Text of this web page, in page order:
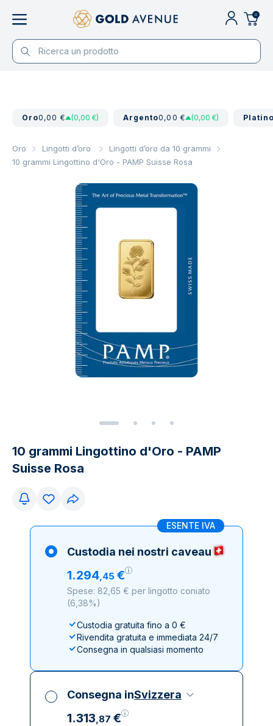
0
Oro0,00 € (0,00 €) Argento0,00 € (0,00 €)
Oro Lingotti d’oro
Lingotti d’oro da 10 grammi
10 grammi Lingottino d'Oro - PAMP Suisse Rosa
10 grammi Lingottino d'Oro - PAMP
Suisse Rosa
ESENTE IVA
Custodia nei nostri caveau
1.294,45 €
Spese: 82,65 € per lingotto coniato
(6,38%)
Custodia gratuita fino a 0 €
Rivendita gratuita e immediata 24/7
Consegna in qualsiasi momento
Consegna inSvizzera
1.313,87 €